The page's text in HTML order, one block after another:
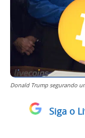
Donald Trump segurando
Siga o